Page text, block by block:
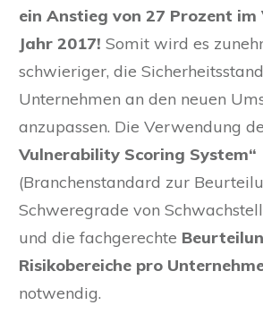
ein Anstieg von 27 Prozent im
Jahr 2017! Somit wird es
schwieriger, die
Unternehmen an den neuen
anzupassen. Die Verwendung
Vulnerability Scoring System“
(Branchenstandard zur
Schweregrade von
und die fachgerechte
Risikobereiche pro
notwendig.